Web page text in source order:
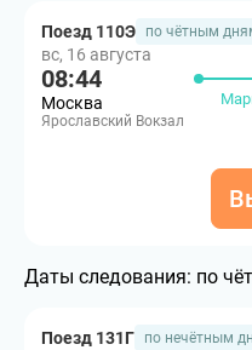
Поезд 110Э по чётным
вс, 16 августа
08:44
Москва
Ярославский Вокзал
Даты следования: по
Поезд 131Г по нечётным